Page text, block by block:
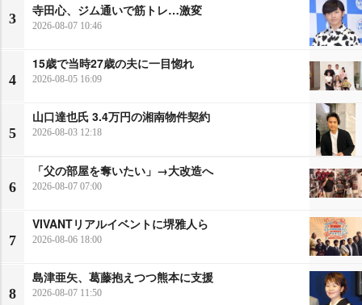
3
寺田心、ジム通いで筋トレ…激変
2026-08-07 10:46
4
15歳で当時27歳の夫に一目惚れ
2026-08-05 16:09
5
山口達也氏 3.4万円の湘南物件契約
2026-08-03 12:18
6
「父の部屋を奪いたい」→大改造へ
2026-08-07 07:00
7
VIVANTリアルイベントに堺雅人ら
2026-08-06 18:00
8
島津亜矢、葛藤抱えつつ熊本に支援
2026-08-07 11:50